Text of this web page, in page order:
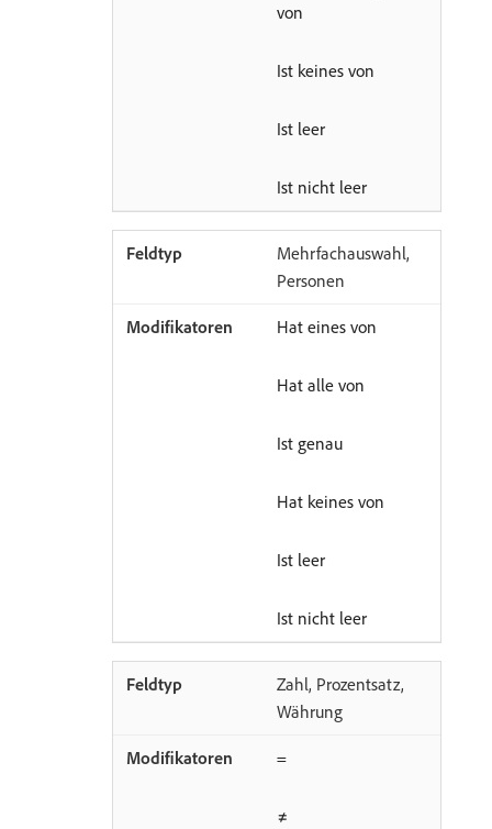
von
Ist keines von
Ist leer
Ist nicht leer
Mehrfachauswahl,
Personen
Hat eines von
Hat alle von
Ist genau
Hat keines von
Ist leer
Ist nicht leer
Zahl, Prozentsatz,
Währung
=
≠